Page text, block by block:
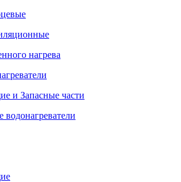
нагрева
и Запасные части
водонагреватели